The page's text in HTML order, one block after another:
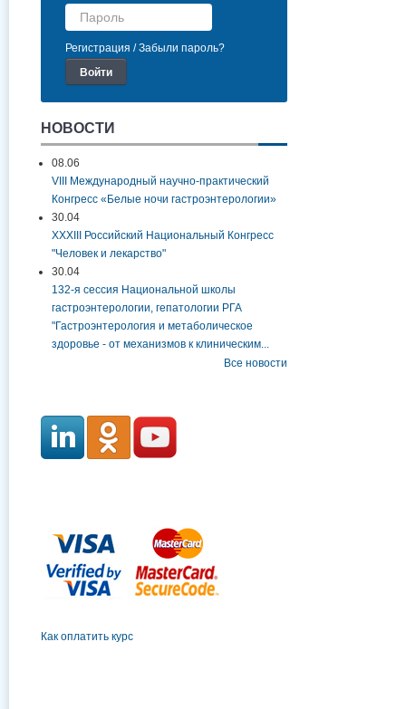
Регистрация Забыли пароль?
НОВОСТИ
08.06
VIII Международный научно-практический
Конгресс «Белые ночи гастроэнтерологии»
30.04
XXXIII Российский Национальный Конгресс
"Человек и лекарство"
30.04
132-я сессия Национальной школы
гастроэнтерологии, гепатологии РГА
"Гастроэнтерология и метаболическое
здоровье - от механизмов к клиническим...
Все новости
Как оплатить курс